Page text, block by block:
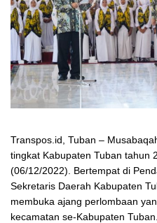
Transpos.id, Tuban –
tingkat Kabupaten Tuban tahun
(06/12/2022). Bertempat di
Sekretaris Daerah Kabupaten
membuka ajang perlombaan
kecamatan se-Kabupaten Tuban.